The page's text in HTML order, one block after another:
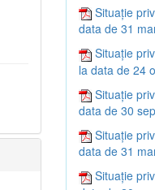
Situație
data de 31
Situație
la data de 24
Situație
data de 30
Situație
data de 31
Situație